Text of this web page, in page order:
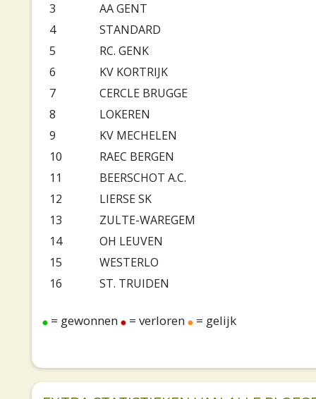
3
AA GENT
4
STANDARD
5
RC. GENK
6
KV KORTRIJK
7
CERCLE BRUGGE
8
LOKEREN
9
KV MECHELEN
10
RAEC BERGEN
11
BEERSCHOT A.C.
12
LIERSE SK
13
ZULTE-WAREGEM
14
OH LEUVEN
15
WESTERLO
16
ST. TRUIDEN
= gewonnen = verloren = gelijk